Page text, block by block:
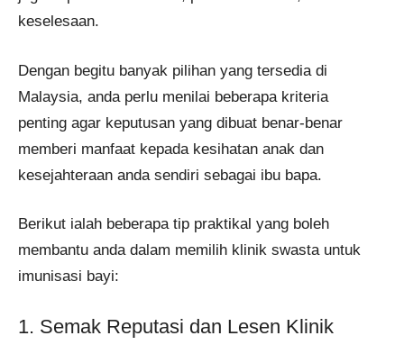
keselesaan.
Dengan begitu banyak pilihan yang tersedia di
Malaysia, anda perlu menilai beberapa kriteria
penting agar keputusan yang dibuat benar-benar
memberi manfaat kepada kesihatan anak dan
kesejahteraan anda sendiri sebagai ibu bapa.
Berikut ialah beberapa tip praktikal yang boleh
membantu anda dalam memilih klinik swasta untuk
imunisasi bayi:
1. Semak Reputasi dan Lesen Klinik